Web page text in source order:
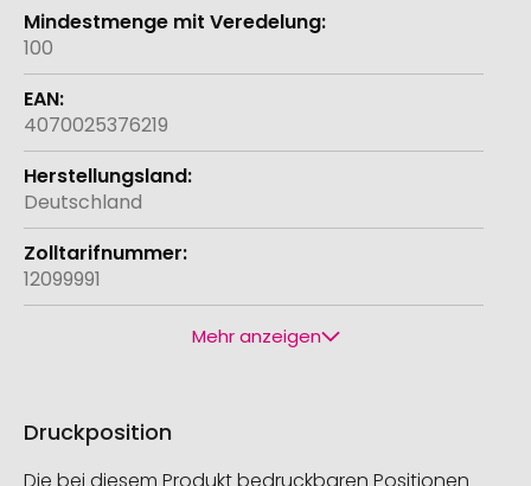
100
4070025376219
Deutschland
12099991
Mehr anzeigen
Druckposition